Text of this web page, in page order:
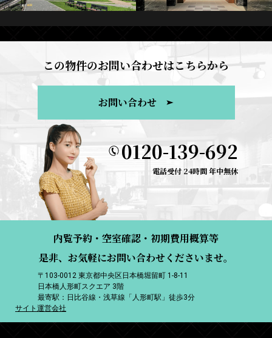
この物件のお問い合わせはこちらから
お問い合わせ
0120-139-692
電話受付 24時間 年中無休
内覧予約・空室確認・初期費用概算等
是非、お気軽にお問い合わせくださいませ。
〒103-0012 東京都中央区日本橋堀留町 1-8-11
日本橋人形町スクエア 3階
最寄駅：日比谷線・浅草線「人形町駅」徒歩3分
サイト運営会社